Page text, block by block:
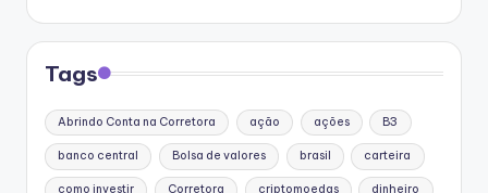
Tags
Abrindo Conta na Corretora ação ações B3
banco central Bolsa de valores brasil carteira
como investir Corretora criptomoedas dinheiro